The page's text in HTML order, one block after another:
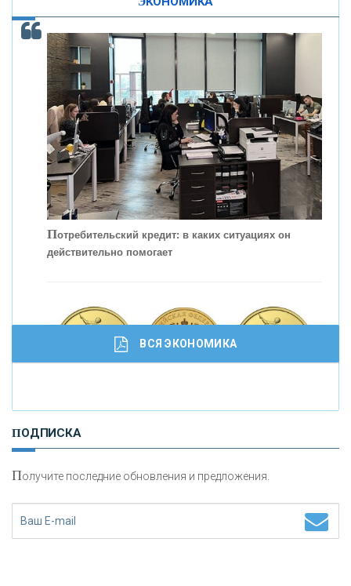
ОНАС
КОНТАКТЫ
Потребительский кредит: в каких ситуациях он
действительно помогает
И
сохранения и увеличения капитала
ВСЯ ЭКОНОМИКА
ПОДПИСКА
Получите последние обновления и предложения.